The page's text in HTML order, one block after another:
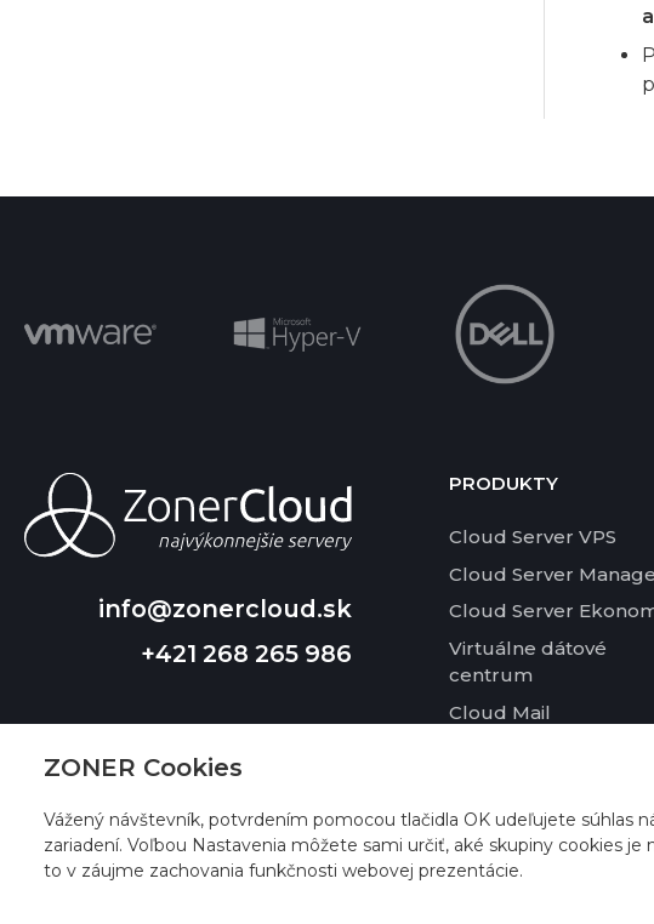
info@zonercloud.sk
+421 268 265 986
PRODUKTY
Cloud Server VPS
Cloud Server
Cloud Server
Virtuálne dátové
centrum
Cloud Mail
ZONER Cookies
Vážený návštevník, potvrdením pomocou tlačidla OK udeľujete
zariadení. Voľbou Nastavenia môžete sami určiť, aké skupiny cookies
to v záujme zachovania funkčnosti webovej prezentácie.